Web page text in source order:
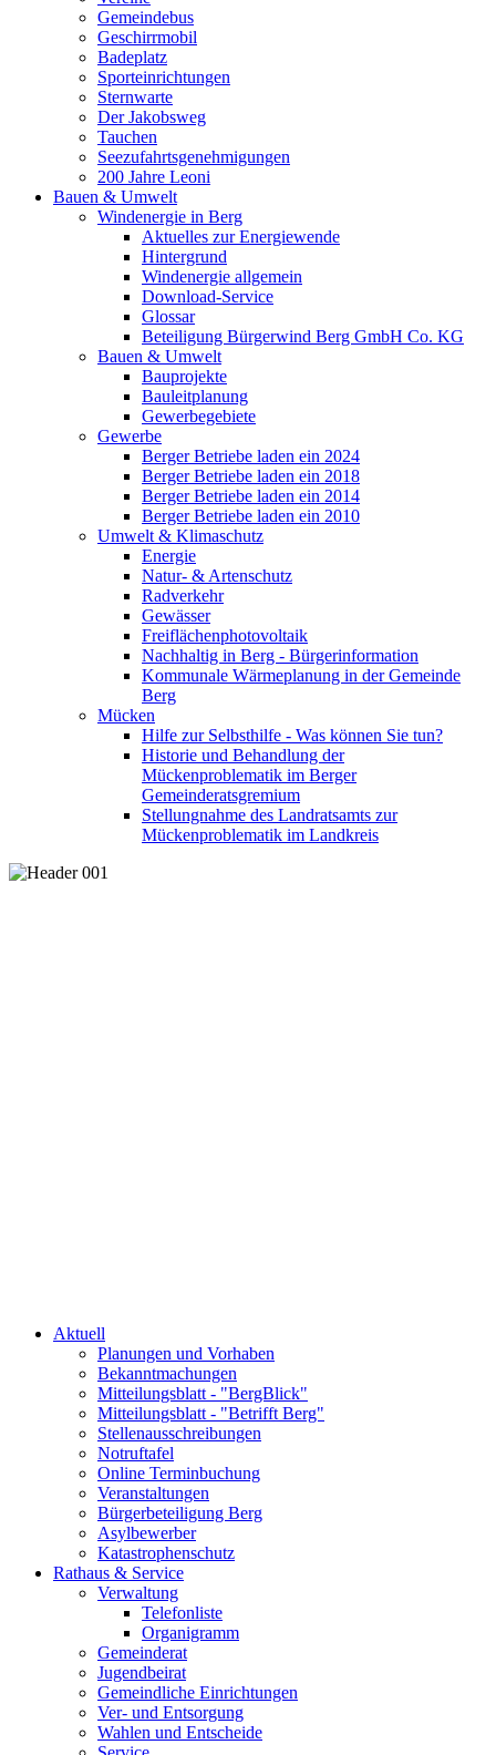
Gemeindebus
Geschirrmobil
Badeplatz
Sporteinrichtungen
Sternwarte
Der Jakobsweg
Tauchen
Seezufahrtsgenehmigungen
200 Jahre Leoni
Bauen & Umwelt
Windenergie in Berg
Aktuelles zur Energiewende
Hintergrund
Windenergie allgemein
Download-Service
Glossar
Beteiligung Bürgerwind Berg GmbH Co. KG
Bauen & Umwelt
Bauprojekte
Bauleitplanung
Gewerbegebiete
Gewerbe
Berger Betriebe laden ein 2024
Berger Betriebe laden ein 2018
Berger Betriebe laden ein 2014
Berger Betriebe laden ein 2010
Umwelt & Klimaschutz
Energie
Natur- & Artenschutz
Radverkehr
Gewässer
Freiflächenphotovoltaik
Nachhaltig in Berg - Bürgerinformation
Kommunale Wärmeplanung in der Gemeinde
Berg
Mücken
Hilfe zur Selbsthilfe - Was können Sie tun?
Historie und Behandlung der
Mückenproblematik im Berger
Gemeinderatsgremium
Stellungnahme des Landratsamts zur
Mückenproblematik im Landkreis
Aktuell
Planungen und Vorhaben
Bekanntmachungen
Mitteilungsblatt - "BergBlick"
Mitteilungsblatt - "Betrifft Berg"
Stellenausschreibungen
Notruftafel
Online Terminbuchung
Veranstaltungen
Bürgerbeteiligung Berg
Asylbewerber
Katastrophenschutz
Rathaus & Service
Verwaltung
Telefonliste
Organigramm
Gemeinderat
Jugendbeirat
Gemeindliche Einrichtungen
Ver- und Entsorgung
Wahlen und Entscheide